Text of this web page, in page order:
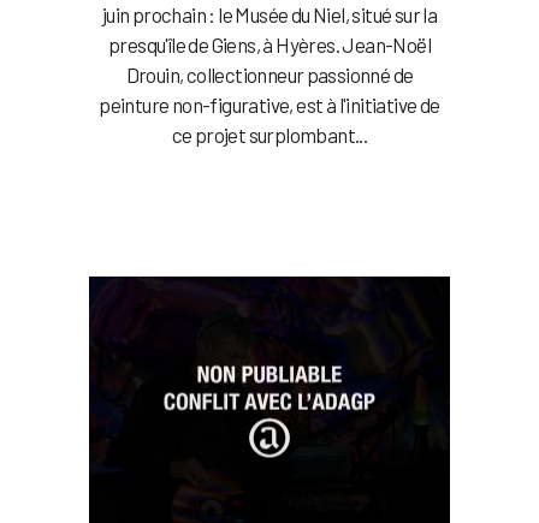
juin prochain : le Musée du Niel, situé sur la
presqu'île de Giens, à Hyères. Jean-Noël
Drouin, collectionneur passionné de
peinture non-figurative, est à l'initiative de
ce projet surplombant...